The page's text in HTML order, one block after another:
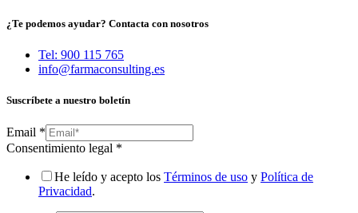
¿Te podemos ayudar? Contacta con nosotros
Tel: 900 115 765
info@farmaconsulting.es
Suscríbete a nuestro boletín
Email *
Consentimiento legal *
He leído y acepto los Términos de uso y Política de
Privacidad.